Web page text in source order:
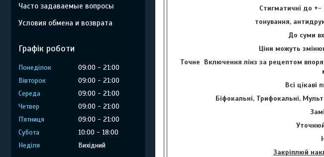
Стигматичні до +-
тонування,
До суми
Ціни можуть
Точне Включення лінз за рецептом
Всі
Біфокальні, Трифокальні,
Закріплюй
Часто задаваемые вопросы
Условия обмена и возврата
Графік роботи
Понеділок 09:00
21:00
Вівторок
09:00
21:00
Середа
09:00
21:00
Четвер
09:00
21:00
Пʼятниця
09:00
21:00
Субота
10:00
18:00
Неділя
Вихідний